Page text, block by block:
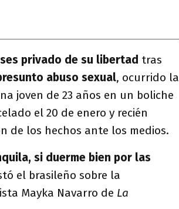
privado de su libertad tras
abuso sexual, ocurrido la
joven de 23 años en un boliche
el 20 de enero y recién
de los hechos ante los medios.
si duerme bien por las
el brasileño sobre la
Mayka Navarro de La